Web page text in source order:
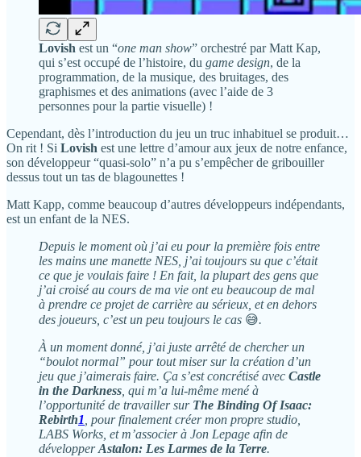
Lovish est un “one man show” orchestré par Matt Kap,
qui s’est occupé de l’histoire, du game design, de la
programmation, de la musique, des bruitages, des
graphismes et des animations (avec l’aide de 3
personnes pour la partie visuelle) !
Cependant, dès l’introduction du jeu un truc inhabituel se produit…
On rit ! Si Lovish est une lettre d’amour aux jeux de notre enfance,
son développeur “quasi-solo” n’a pu s’empêcher de gribouiller
dessus tout un tas de blagounettes !
Matt Kapp, comme beaucoup d’autres développeurs indépendants,
est un enfant de la NES.
Depuis le moment où j’ai eu pour la première fois entre
les mains une manette NES, j’ai toujours su que c’était
ce que je voulais faire ! En fait, la plupart des gens que
j’ai croisé au cours de ma vie ont eu beaucoup de mal
à prendre ce projet de carrière au sérieux, et en dehors
des joueurs, c’est un peu toujours le cas 😅.
À un moment donné, j’ai juste arrêté de chercher un
“boulot normal” pour tout miser sur la création d’un
jeu que j’aimerais faire. Ça s’est concrétisé avec Castle
in the Darkness , qui m’a lui-même mené à
l’opportunité de travailler sur The Binding Of Isaac:
Rebirth1 , pour finalement créer mon propre studio,
LABS Works, et m’associer à Jon Lepage afin de
développerAstalon: Les Larmes de la Terre.